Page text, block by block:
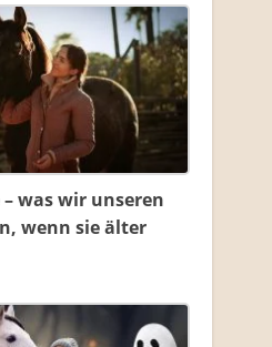
was wir unseren
wenn sie älter